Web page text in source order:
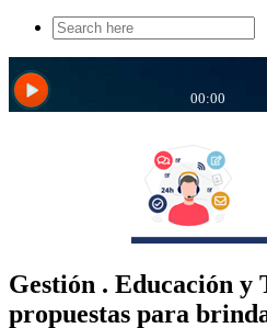
Search
for:
Gestión . Educación
propuestas para